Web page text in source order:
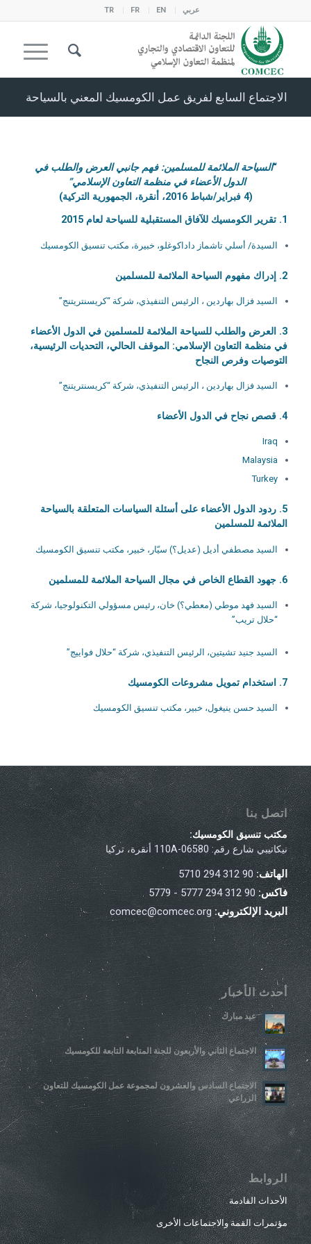
عربي EN
FR
TR
الاجتماع السابع لفريق عمل الكومسيك المعني بالسياحة
“السياحة الملائمة للمسلمين: فهم جانبي العرض والطلب في
الدول الأعضاء في منظمة التعاون الإسلامي”
(4 فبراير/شباط 2016، أنقرة، الجمهورية التركية)
1. تقرير الكومسيك للآفاق المستقبلية للسياحة لعام 2015
السيدة/ أسلي تاشماز داداكوغلو، خبيرة، مكتب تنسيق الكومسيك
2. إدراك مفهوم السياحة الملائمة للمسلمين
السيد فزال بهاردين ، الرئيس التنفيذي، شركة “كريسنتريتنج”
3. العرض والطلب للسياحة الملائمة للمسلمين في الدول الأعضاء
في منظمة التعاون الإسلامي: الموقف الحالي، التحديات الرئيسية،
التوصيات وفرص النجاح
السيد فزال بهاردين ، الرئيس التنفيذي، شركة “كريسنتريتنج”
4. قصص نجاح في الدول الأعضاء
Iraq
Malaysia
Turkey
5. ردود الدول الأعضاء على أسئلة السياسات المتعلقة بالسياحة
الملائمة للمسلمين
السيد مصطفي أديل (عديل؟) سيّار، خبير، مكتب تنسيق الكومسيك
6. جهود القطاع الخاص في مجال السياحة الملائمة للمسلمين
السيد فهد موطي (معطي؟) خان، رئيس مسؤولي التكنولوجيا، شركة
“حلال تريب”
السيد جنيد تشيتين، الرئيس التنفيذي، شركة “حلال فواييج”
7. استخدام تمويل مشروعات الكومسيك
السيد حسن ينيغول، خبير، مكتب تنسيق الكومسيك
اتصل بنا
مكتب تنسيق الكومسيك:
نيكاتيبي شارع رقم: 110A-06580 أنقرة، تركيا
الهاتف:90 312 294 5710
فاكس:90 312 294 5777 - 5779
البريد الإلكتروني: comcec@comcec.org
أحدث الأخبار
عيد مبارك
الاجتماع الثاني والأربعون للجنة المتابعة التابعة للكومسيك
الاجتماع السادس والعشرون لمجموعة عمل الكومسيك للتعاون
الزراعي
الروابط
الأحداث القادمة
مؤتمرات القمة والاجتماعات الأخرى